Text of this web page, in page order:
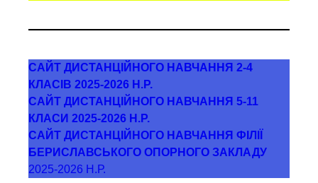
САЙТ ДИСТАНЦІЙНОГО НАВЧАННЯ 2-4
КЛАСІВ 2025-2026 Н.Р.
САЙТ ДИСТАНЦІЙНОГО НАВЧАННЯ 5-11
КЛАСИ 2025-2026 Н.Р.
САЙТ ДИСТАНЦІЙНОГО НАВЧАННЯ ФІЛІЇ
БЕРИСЛАВСЬКОГО ОПОРНОГО ЗАКЛАДУ
2025-2026 Н.Р.